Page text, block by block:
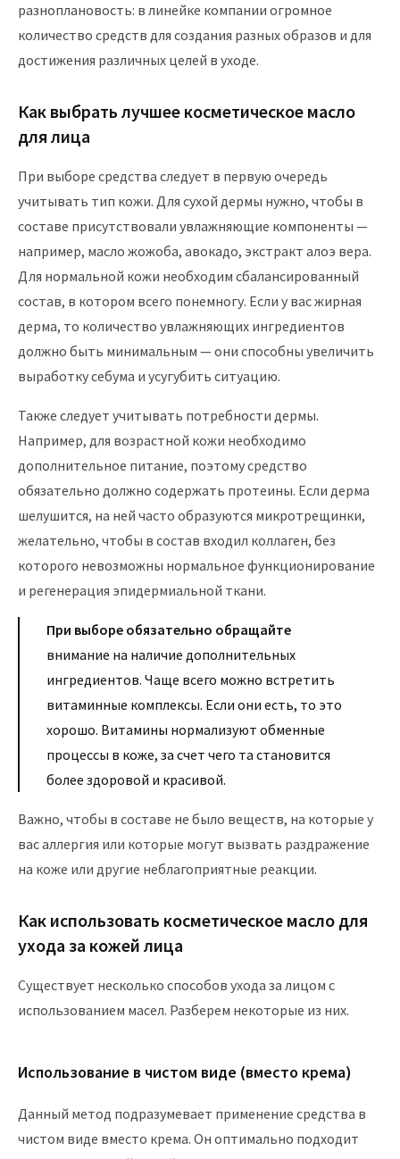
разноплановость: в линейке компании огромное
количество средств для создания разных образов и для
достижения различных целей в уходе.
Как выбрать лучшее косметическое масло
для лица
При выборе средства следует в первую очередь
учитывать тип кожи. Для сухой дермы нужно, чтобы в
составе присутствовали увлажняющие компоненты —
например, масло жожоба, авокадо, экстракт алоэ вера.
Для нормальной кожи необходим сбалансированный
состав, в котором всего понемногу. Если у вас жирная
дерма, то количество увлажняющих ингредиентов
должно быть минимальным — они способны увеличить
выработку себума и усугубить ситуацию.
Также следует учитывать потребности дермы.
Например, для возрастной кожи необходимо
дополнительное питание, поэтому средство
обязательно должно содержать протеины. Если дерма
шелушится, на ней часто образуются микротрещинки,
желательно, чтобы в состав входил коллаген, без
которого невозможны нормальное функционирование
и регенерация эпидермиальной ткани.
При выборе обязательно обращайте
внимание на наличие дополнительных
ингредиентов. Чаще всего можно встретить
витаминные комплексы. Если они есть, то это
хорошо. Витамины нормализуют обменные
процессы в коже, за счет чего та становится
более здоровой и красивой.
Важно, чтобы в составе не было веществ, на которые у
вас аллергия или которые могут вызвать раздражение
на коже или другие неблагоприятные реакции.
Как использовать косметическое масло для
ухода за кожей лица
Существует несколько способов ухода за лицом с
использованием масел. Разберем некоторые из них.
Использование в чистом виде (вместо крема)
Данный метод подразумевает применение средства в
чистом виде вместо крема. Он оптимально подходит